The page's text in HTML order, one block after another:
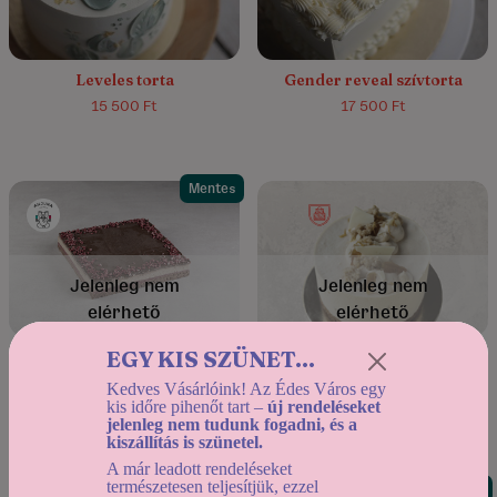
Leveles torta
15 500 Ft
Gender reveal szívtorta
17 500 Ft
Mentes
Jelenleg nem
elérhető
Gianduja & Málna
hozzáadott cukor nélkül
20 800 Ft
4.6/5
(14)
Jelenleg nem
elérhető
Sárgabarack mousse
mangóval és mákos
vaníliakrémmel
8 900 Ft
Mentes
EGY KIS SZÜNET...
Kedves Vásárlóink! Az Édes Város egy
kis időre pihenőt tart – új rendeléseket
jelenleg nem tudunk fogadni, és a
kiszállítás is szünetel.
A már leadott rendeléseket
természetesen teljesítjük, ezzel